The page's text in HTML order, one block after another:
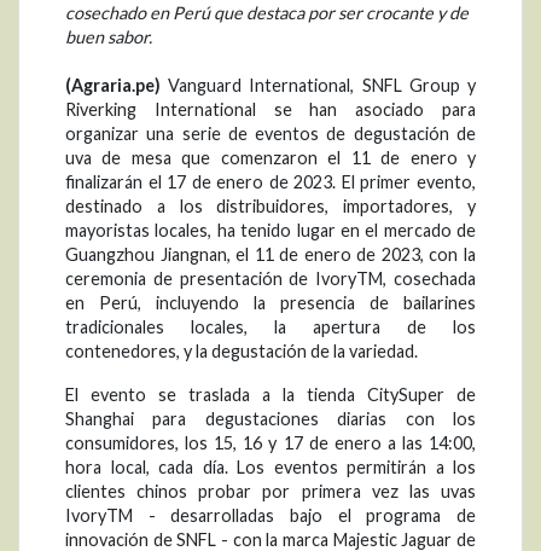
cosechado en Perú que destaca por ser crocante y de
buen sabor.
(Agraria.pe) Vanguard International, SNFL Group y
Riverking International se han asociado para
organizar una serie de eventos de degustación de
uva de mesa que comenzaron el 11 de enero y
finalizarán el 17 de enero de 2023. El primer evento,
destinado a los distribuidores, importadores, y
mayoristas locales, ha tenido lugar en el mercado de
Guangzhou Jiangnan, el 11 de enero de 2023, con la
ceremonia de presentación de IvoryTM, cosechada
en Perú, incluyendo la presencia de bailarines
tradicionales locales, la apertura de los
contenedores, y la degustación de la variedad.
El evento se traslada a la tienda CitySuper de
Shanghai para degustaciones diarias con los
consumidores, los 15, 16 y 17 de enero a las 14:00,
hora local, cada día. Los eventos permitirán a los
clientes chinos probar por primera vez las uvas
IvoryTM - desarrolladas bajo el programa de
innovación de SNFL - con la marca Majestic Jaguar de